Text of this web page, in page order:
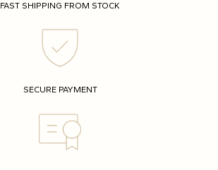
FAST SHIPPING FROM STOCK
SECURE PAYMENT